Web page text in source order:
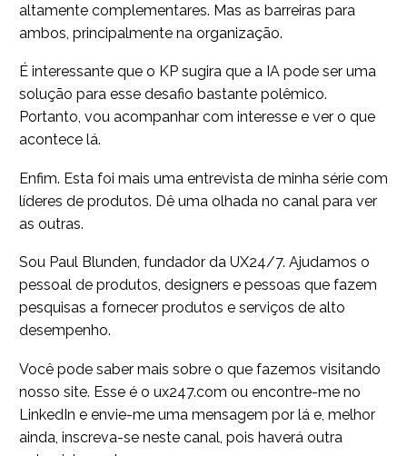
altamente complementares. Mas as barreiras para
ambos, principalmente na organização.
É interessante que o KP sugira que a IA pode ser uma
solução para esse desafio bastante polêmico.
Portanto, vou acompanhar com interesse e ver o que
acontece lá.
Enfim. Esta foi mais uma entrevista de minha série com
líderes de produtos. Dê uma olhada no canal para ver
as outras.
Sou Paul Blunden, fundador da UX24/7. Ajudamos o
pessoal de produtos, designers e pessoas que fazem
pesquisas a fornecer produtos e serviços de alto
desempenho.
Você pode saber mais sobre o que fazemos visitando
nosso site. Esse é o ux247.com ou encontre-me no
LinkedIn e envie-me uma mensagem por lá e, melhor
ainda, inscreva-se neste canal, pois haverá outra